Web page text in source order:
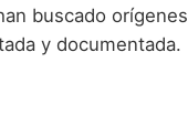
buscado orígenes
y documentada.